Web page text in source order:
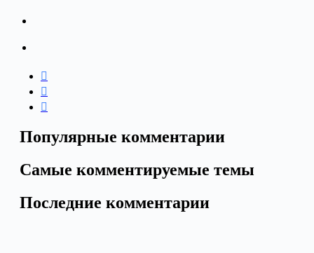
Популярные комментарии
Самые комментируемые темы
Последние комментарии